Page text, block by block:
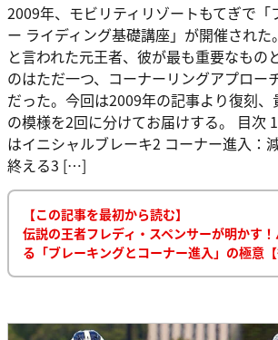
2009年、モビリティリゾートもてぎで「
ー ライディング基礎講座」が開催され
と言われた元王者、彼が最も重要なもの
のはただ一つ、コーナーリングアプロー
だった。今回は2009年の記事より復刻
の模様を2回に分けてお届けする。 目次
はイニシャルブレーキ2 コーナー進入：
終える3 […]
【この記事を最初から読む】
伝説の王者フレディ・スペンサーが明かす
る「ブレーキングとコーナー進入」の極意【